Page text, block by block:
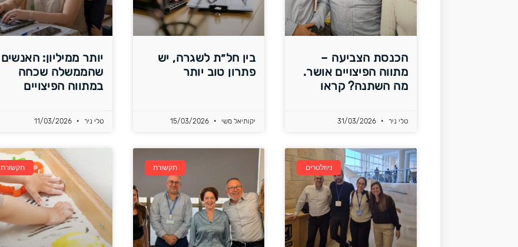
הכנסת הצביעה –
מתווה הפיצויים אושר.
מה השתנה? קראו
טלי ניר
בין חל״ת לשגרה, יש
פתרון טוב יותר
יקותיאל משי
יותר ממיליון: האנשים
שהממשלה שכחה
במתווה הפיצויים
טלי ניר 11/03/2026
ניוזלטרים תקשורת תקשורת